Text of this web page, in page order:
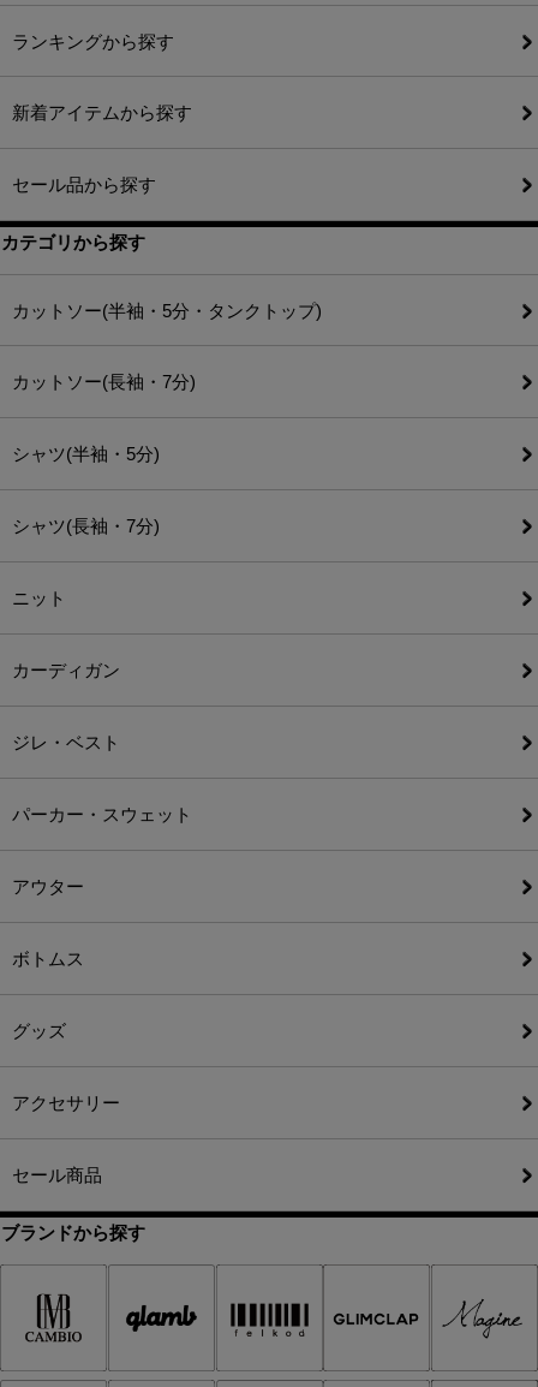
ランキングから探す
新着アイテムから探す
セール品から探す
カテゴリから探す
カットソー(半袖・5分・タンクトップ)
カットソー(長袖・7分)
シャツ(半袖・5分)
シャツ(長袖・7分)
ニット
カーディガン
ジレ・ベスト
パーカー・スウェット
アウター
ボトムス
グッズ
アクセサリー
セール商品
ブランドから探す